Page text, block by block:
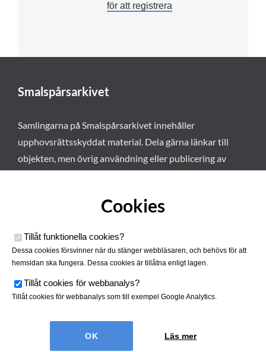
för att registrera
Smalspårsarkivet
Samlingarna på Smalspårsarkivet innehåller
upphovsrättsskyddat material. Dela gärna länkar till
objekten, men övrig användning eller publicering av
Smalspårsarkivet drivs av
Tjustbygdens Järnvägsförening
Cookies
Tillåt funktionella cookies?
Dessa cookies försvinner när du stänger webbläsaren, och behövs för att
hemsidan ska fungera. Dessa cookies är tillåtna enligt lagen.
Tillåt cookies för webbanalys?
Tillåt cookies för webbanalys som till exempel Google Analytics.
Läs mer